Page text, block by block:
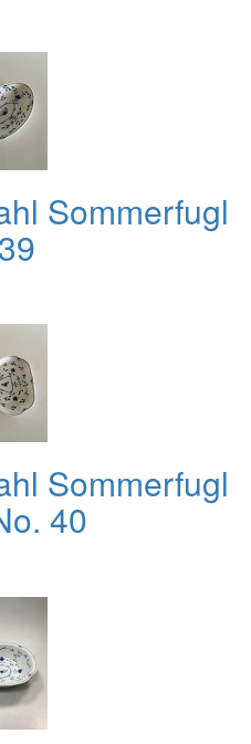
Sommerfugl
Sommerfugl
40